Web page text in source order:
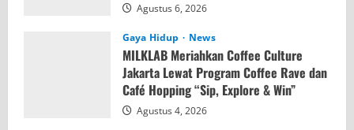
Agustus 6, 2026
Gaya Hidup News
MILKLAB Meriahkan Coffee Culture
Jakarta Lewat Program Coffee Rave dan
Café Hopping “Sip, Explore & Win”
Agustus 4, 2026